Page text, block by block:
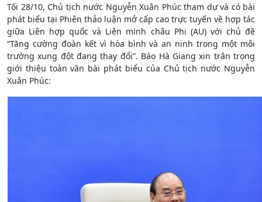
Tối 28/10, Chủ tịch nước Nguyễn Xuân Phúc tham dự và có bài
phát biểu tại Phiên thảo luận mở cấp cao trực tuyến về hợp tác
giữa Liên hợp quốc và Liên minh châu Phi (AU) với chủ đề
“Tăng cường đoàn kết vì hòa bình và an ninh trong một môi
trường xung đột đang thay đổi”. Báo Hà Giang xin trân trọng
giới thiệu toàn văn bài phát biểu của Chủ tịch nước Nguyễn
Xuân Phúc: